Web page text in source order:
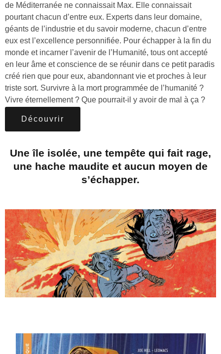
de Méditerranée ne connaissait Max. Elle connaissait
pourtant chacun d’entre eux. Experts dans leur domaine,
géants de l’industrie et du savoir moderne, chacun d’entre
eux est l’excellence personnifiée. Pour échapper à la fin du
monde et incarner l’avenir de l’Humanité, tous ont accepté
en leur âme et conscience de se réunir dans ce petit paradis
créé rien que pour eux, abandonnant vie et proches à leur
triste sort. Survivre à la mort programmée de l’humanité ?
Vivre éternellement ? Que pourrait-il y avoir de mal à ça ?
Découvrir
Une île isolée, une tempête qui fait rage,
une hache maudite et aucun moyen de
s’échapper.